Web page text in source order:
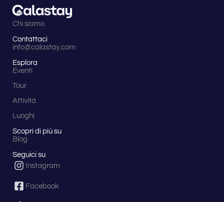
Chi siamo
Contattaci
info@calastay.com
Esplora
Eventi
Tour
Attività
Luoghi
Scopri di più su
Blog
Seguici su
Instagram
Facebook